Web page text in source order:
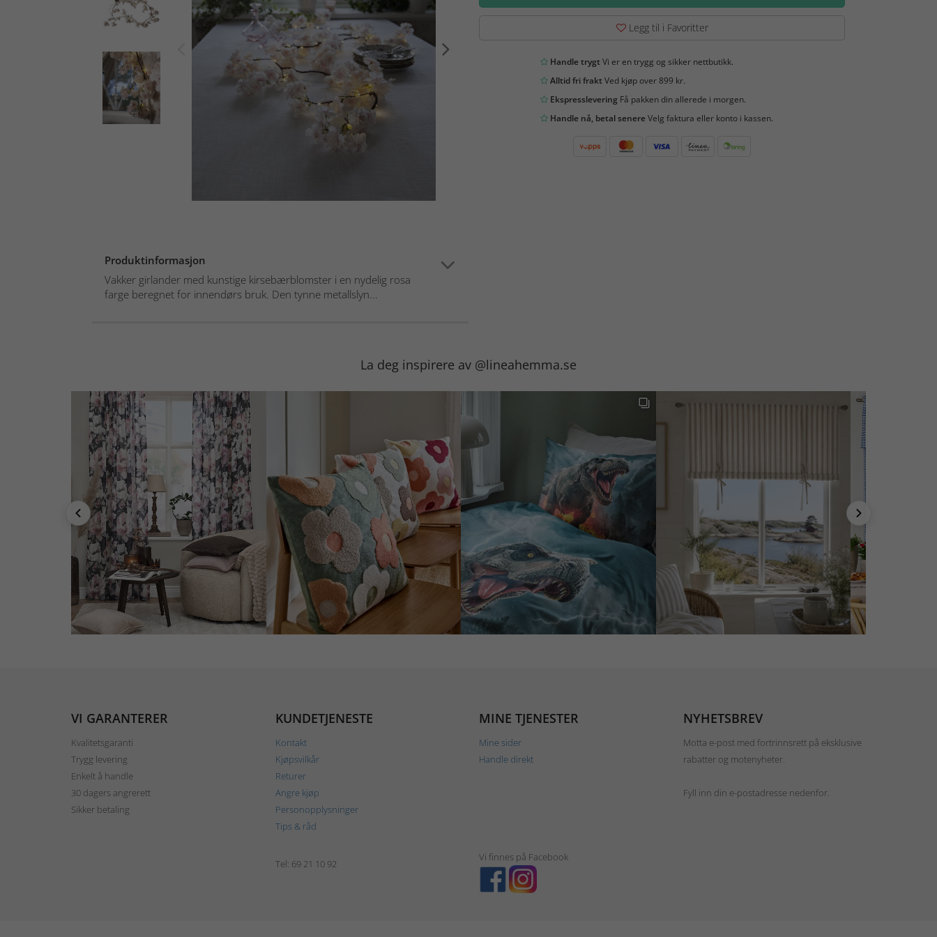
Produktinformasjon
Vakker girlander med kunstige kirsebærblomster i en nydelig rosa
farge beregnet for innendørs bruk. Den tynne metallslyn...
Legg til i Favoritter
Handle trygtVi er en trygg og sikker nettbutikk.
Alltid fri fraktVed kjøp over 899 kr.
EkspressleveringFå pakken din allerede i morgen.
Handle nå, betal senereVelg faktura eller konto i kassen.
La deg inspirere av @lineahemma.se
VI GARANTERER
Kvalitetsgaranti
Trygg levering
Enkelt å handle
30 dagers angrerett
Sikker betaling
KUNDETJENESTE
Kontakt
Kjøpsvilkår
Returer
Angre kjøp
Personopplysninger
Tips & råd
MINE TJENESTER
Mine sider
Handle direkt
NYHETSBREV
Motta e-post med fortrinnsrett på eksklusive
rabatter og motenyheter.
Fyll inn din e-postadresse nedenfor.
Tel: 69 21 10 92
Vi finnes på Facebook